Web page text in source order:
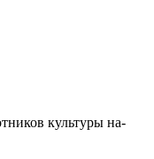
культуры на­